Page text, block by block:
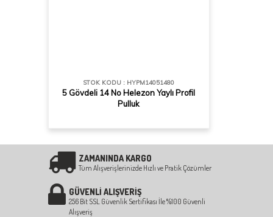
STOK KODU : HYPM14051480
5 Gövdeli 14 No Helezon Yaylı Profil
Pulluk
ZAMANINDA KARGO
Tüm Alışverişlerinizde Hızlı ve Pratik Çözümler
GÜVENLİ ALIŞVERİŞ
256 Bit SSL Güvenlik Sertifikası İle %100 Güvenli
Alışveriş